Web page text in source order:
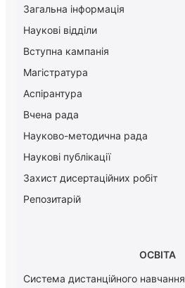
Загальна інформація
Наукові відділи
Вступна кампанія
Магістратура
Аспірантура
Вчена рада
Науково-методична рада
Наукові публікації
Захист дисертаційних робіт
Репозитарій
ОСВІТА
Система дистанційного навчання